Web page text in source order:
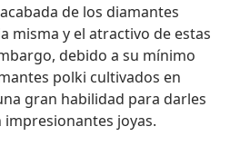
de los diamantes
misma y el atractivo de estas
debido a su mínimo
polki cultivados en
gran habilidad para darles
joyas.